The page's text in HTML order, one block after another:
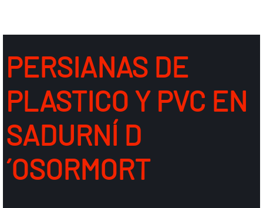
PERSIANAS DE
PLASTICO Y PVC EN
SADURNÍ D
´OSORMORT